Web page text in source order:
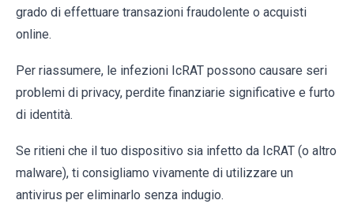
grado di effettuare transazioni fraudolente o acquisti
online.
Per riassumere, le infezioni IcRAT possono causare seri
problemi di privacy, perdite finanziarie significative e furto
di identità.
Se ritieni che il tuo dispositivo sia infetto da IcRAT (o altro
malware), ti consigliamo vivamente di utilizzare un
antivirus per eliminarlo senza indugio.